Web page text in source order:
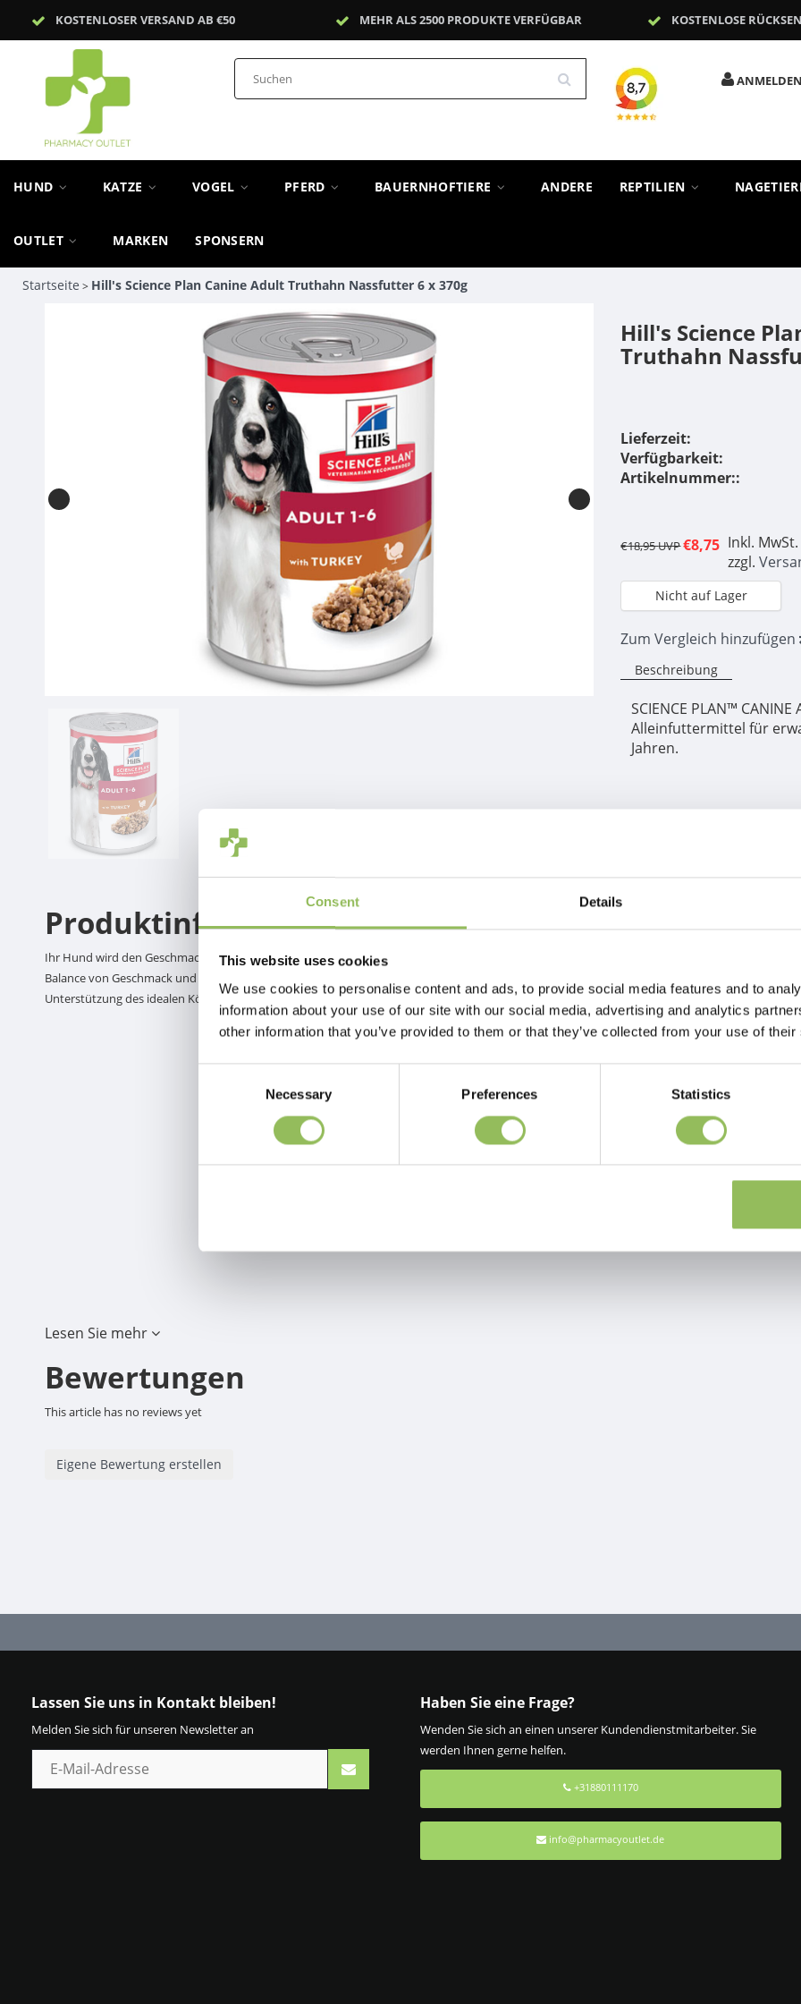
Consent Details
This website uses cookies
We use cookies to personalise content and ads, to provide social media features and to
information about your use of our site with our social media, advertising and analytics
other information that you’ve provided to them or that they’ve collected from your use of
Necessary Preferences Statistics
KOSTENLOSER VERSAND AB €50 MEHR ALS 2500 PRODUKTE VERFÜGBAR KOSTENLOSE
HUND KATZE VOGEL PFERD BAUERNHOFTIERE ANDERE REPTILIEN
OUTLET MARKEN SPONSERN
Startseite > Hill's Science Plan Canine Adult Truthahn Nassfutter 6 x 370g
Hill's Science
Truthahn
Lieferzeit:
Verfügbarkeit:
Artikelnummer::
€18,95UVP€8,75 Inkl. MwSt.
zzgl.
Nicht auf Lager
Zum Vergleich hinzufügen
Beschreibung
SCIENCE PLAN™
Alleinfuttermittel für
Jahren.
Produktinformation
Ihr Hund wird den Geschmack und die weiche Konsistenz vonHILL'S SCIENCE PLAN
Balance von Geschmack und Ernährung für Ihren Hund. Die exakt ausgewogene Ernährung liefert genau die richtige Menge an Energie zur
Unterstützung des idealen Körpergewichts bei erwachsenen Hunden im Alter von 1 – 6 Jahren.
Lesen Sie mehr
Bewertungen
This article has no reviews yet
Eigene Bewertung erstellen
Lassen Sie uns in Kontakt bleiben!
Melden Sie sich für unseren Newsletter an
Haben Sie eine Frage?
Wenden Sie sich an einen unserer Kundendienstmitarbeiter. Sie
werden Ihnen gerne helfen.
+31880111170
info@pharmacyoutlet.de